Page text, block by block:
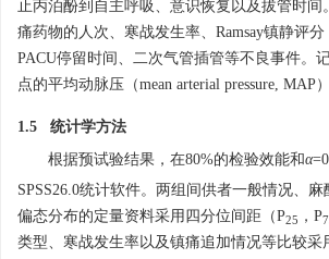
止丙泊酚到自主呼吸、意识恢复以及拔管时
痛药物的人次、寒战发生率、Ramsay镇静评
PACU停留时间、二次气管插管等不良事件。
点的平均动脉压（mean arterial pressure, MAP
1.5 统计学方法
根据预试验结果，在80%的检验效能和α
SPSS26.0统计软件。两组间供者一般情况、
偏态分布的定量资料采用四分位间距（P25 ，P
类型、寒战发生率以及镇痛追加情况等比较采